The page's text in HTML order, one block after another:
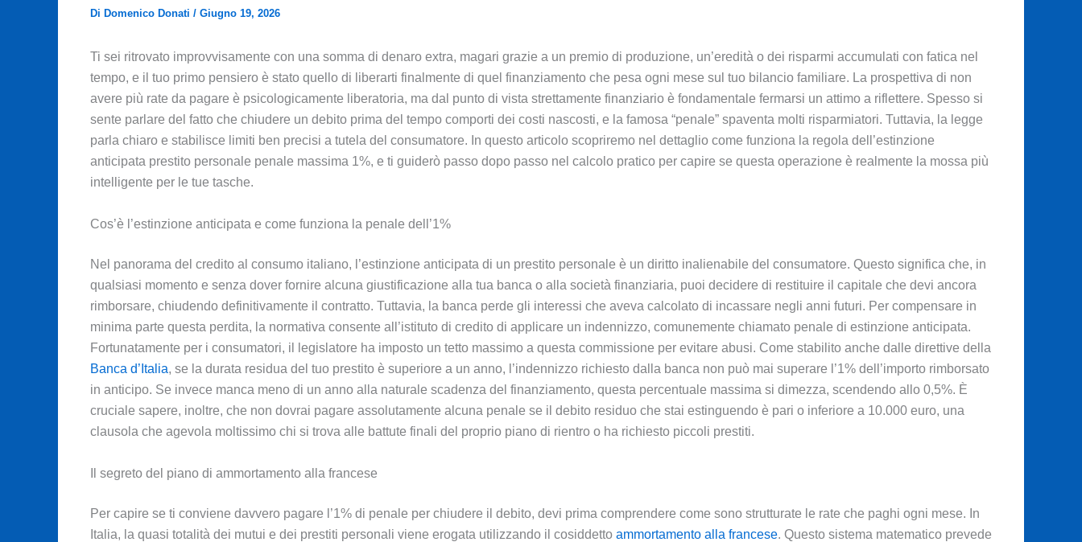
Di Domenico Donati / Giugno 19, 2026
Ti sei ritrovato improvvisamente con una somma di denaro extra, magari grazie a un premio di produzione, un’eredità o dei risparmi accumulati con fatica nel
tempo, e il tuo primo pensiero è stato quello di liberarti finalmente di quel finanziamento che pesa ogni mese sul tuo bilancio familiare. La prospettiva di non
avere più rate da pagare è psicologicamente liberatoria, ma dal punto di vista strettamente finanziario è fondamentale fermarsi un attimo a riflettere. Spesso si
sente parlare del fatto che chiudere un debito prima del tempo comporti dei costi nascosti, e la famosa “penale” spaventa molti risparmiatori. Tuttavia, la legge
parla chiaro e stabilisce limiti ben precisi a tutela del consumatore. In questo articolo scopriremo nel dettaglio come funziona la regola dell’estinzione
anticipata prestito personale penale massima 1%, e ti guiderò passo dopo passo nel calcolo pratico per capire se questa operazione è realmente la mossa più
intelligente per le tue tasche.
Cos’è l’estinzione anticipata e come funziona la penale dell’1%
Nel panorama del credito al consumo italiano, l’estinzione anticipata di un prestito personale è un diritto inalienabile del consumatore. Questo significa che, in
qualsiasi momento e senza dover fornire alcuna giustificazione alla tua banca o alla società finanziaria, puoi decidere di restituire il capitale che devi ancora
rimborsare, chiudendo definitivamente il contratto. Tuttavia, la banca perde gli interessi che aveva calcolato di incassare negli anni futuri. Per compensare in
minima parte questa perdita, la normativa consente all’istituto di credito di applicare un indennizzo, comunemente chiamato penale di estinzione anticipata.
Fortunatamente per i consumatori, il legislatore ha imposto un tetto massimo a questa commissione per evitare abusi. Come stabilito anche dalle direttive della
Banca d’Italia, se la durata residua del tuo prestito è superiore a un anno, l’indennizzo richiesto dalla banca non può mai superare l’1% dell’importo rimborsato
in anticipo. Se invece manca meno di un anno alla naturale scadenza del finanziamento, questa percentuale massima si dimezza, scendendo allo 0,5%. È
cruciale sapere, inoltre, che non dovrai pagare assolutamente alcuna penale se il debito residuo che stai estinguendo è pari o inferiore a 10.000 euro, una
clausola che agevola moltissimo chi si trova alle battute finali del proprio piano di rientro o ha richiesto piccoli prestiti.
Il segreto del piano di ammortamento alla francese
Per capire se ti conviene davvero pagare l’1% di penale per chiudere il debito, devi prima comprendere come sono strutturate le rate che paghi ogni mese. In
Italia, la quasi totalità dei mutui e dei prestiti personali viene erogata utilizzando il cosiddetto ammortamento alla francese. Questo sistema matematico prevede